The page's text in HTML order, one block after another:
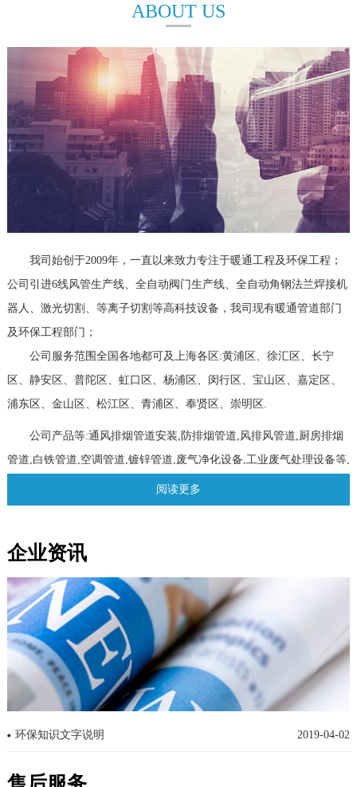
ABOUT US
我司始创于2009年，一直以来致力专注于暖通工程及环保工程；
公司引进6线风管生产线、全自动阀门生产线、全自动角钢法兰焊接机
器人、激光切割、等离子切割等高科技设备，我司现有暖通管道部门
及环保工程部门；
公司服务范围全国各地都可及上海各区:黄浦区、徐汇区、长宁
区、静安区、普陀区、虹口区、杨浦区、闵行区、宝山区、嘉定区、
浦东区、金山区、松江区、青浦区、奉贤区、崇明区.
公司产品等:通风排烟管道安装,防排烟管道,风排风管道,厨房排烟
管道,白铁管道,空调管道,镀锌管道,废气净化设备,工业废气处理设备等,
消防排烟工程、厨房排烟工程、新风排风工程、空调管道工
程、厂房降温工程、废气排放工程、环评排烟工程、光氧废气处理、
司提供工程免费测量，免费设计，免费预算，为客户打造一站式服
务，免除客户多余烦恼......
我司是一家集研发、设计、制造及安装为一体的科技型环保企
业，公司拥有专业的研发部门和生产基地，同时与国内多家大型企业
保持着良好的合作关系。
阅读更多
企业资讯
环保知识文字说明 2019-04-02